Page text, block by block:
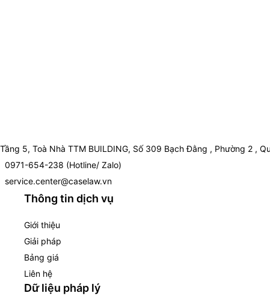
Tầng 5, Toà Nhà TTM BUILDING, Số 309 Bạch Đằng , Phường 2 ,
0971-654-238 (Hotline/ Zalo)
service.center@caselaw.vn
Thông tin dịch vụ
Giới thiệu
Giải pháp
Bảng giá
Liên hệ
Dữ liệu pháp lý